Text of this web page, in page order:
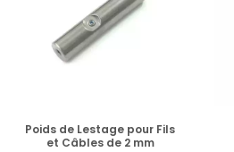
EN STOCK
Poids de Lestage pour Fils
et Câbles de 2 mm